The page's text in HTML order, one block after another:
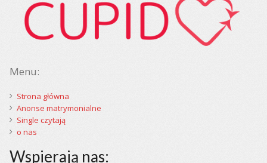
Menu:
Strona główna
Anonse matrymonialne
Single czytają
o nas
Wspierają nas: